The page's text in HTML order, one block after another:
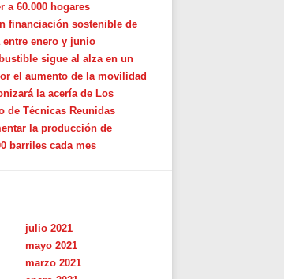
a 60.000 hogares
financiación sostenible de
entre enero y junio
sigue al alza en un
el aumento de la movilidad
la acería de Los
de Técnicas Reunidas
la producción de
barriles cada mes
julio 2021
mayo 2021
marzo 2021